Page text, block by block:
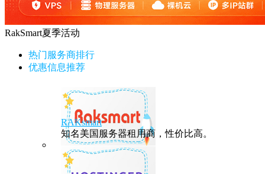
RakSmart夏季活动
热门服务商排行
优惠信息推荐
RAKsmart
知名美国服务器租用商，性价比高。